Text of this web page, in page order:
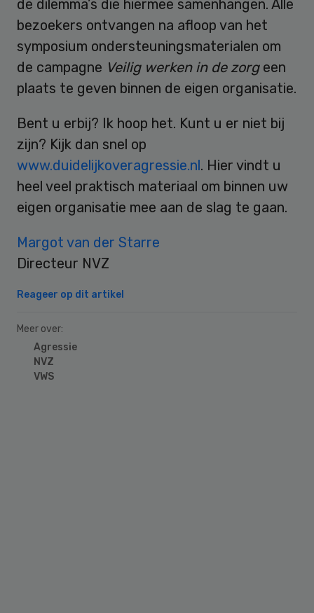
de dilemma’s die hiermee samenhangen. Alle
bezoekers ontvangen na afloop van het
symposium ondersteuningsmaterialen om
de campagne Veilig werken in de zorgeen
plaats te geven binnen de eigen organisatie.
Bent u erbij? Ik hoop het. Kunt u er niet bij
zijn? Kijk dan snel op
www.duidelijkoveragressie.nl. Hier vindt u
heel veel praktisch materiaal om binnen uw
eigen organisatie mee aan de slag te gaan.
Margot van der Starre
Directeur NVZ
Reageer op dit artikel
Meer over:
Agressie
NVZ
VWS